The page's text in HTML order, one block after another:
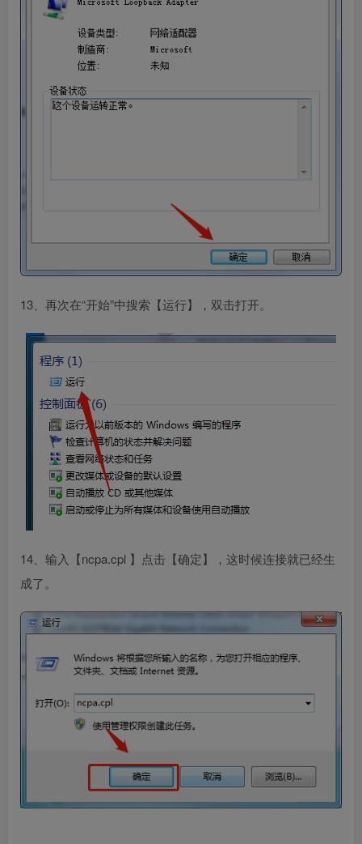
13、再次在“开始”中搜索【运行】，双击打开。
14、输入【ncpa.cpl 】点击【确定】，这时候连接就已经生
成了。